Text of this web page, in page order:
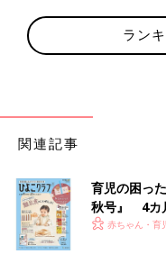
ラン
関連記事
育児の困っ
秋号』 4カ
いっぱい！
赤ちゃん・育